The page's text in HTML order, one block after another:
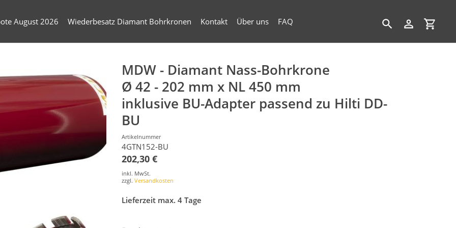
August 2026 Wiederbesatz Diamant Bohrkronen Kontakt Über uns FAQ
SuchenEinloggen
MDW - Diamant Nass-Bohrkrone
Ø 42 - 202 mm x NL 450 mm
inklusive BU-Adapter passend zu Hilti DD-
BU
Artikelnummer
4GTN152-BU
202,30 €
inkl. MwSt.
zzgl. Versandkosten
Lieferzeit max. 4 Tage